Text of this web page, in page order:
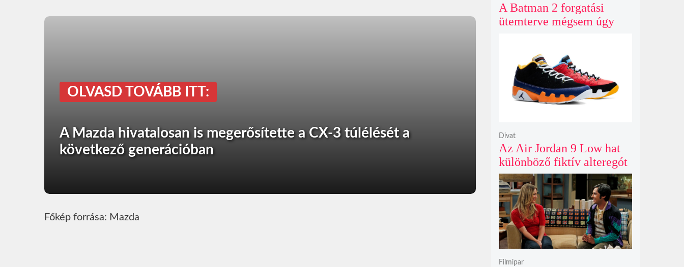
OLVASD TOVÁBB ITT:
A Mazda hivatalosan is megerősítette a CX-3 túlélését a
következő generációban
Főkép forrása: Mazda
A Batman 2 forgatási
ütemterve mégsem úgy
Az Air Jordan 9 Low hat
különböző fiktív alteregót
gyúr egyetlen őrült
dizájnba
Divat
Filmipar